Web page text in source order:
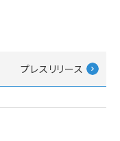
プレスリリース